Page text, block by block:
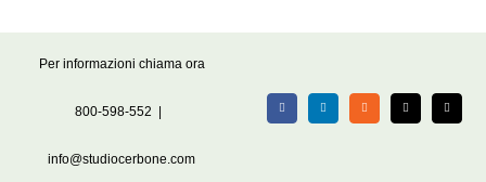
Per informazioni chiama ora
800-598-552
info@studiocerbone.com
FacebookLinkedIn Rss X Email